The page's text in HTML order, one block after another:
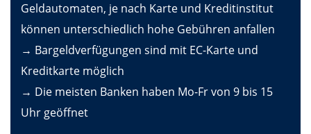
Geldautomaten, je nach Karte und Kreditinstitut
können unterschiedlich hohe Gebühren anfallen
→ Bargeldverfügungen sind mit EC-Karte und
Kreditkarte möglich
→ Die meisten Banken haben Mo-Fr von 9 bis 15
Uhr geöffnet